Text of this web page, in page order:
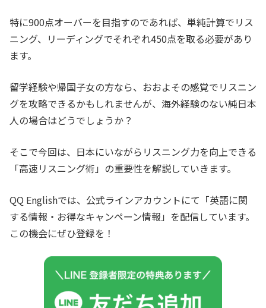
特に900点オーバーを目指すのであれば、単純計算でリス
ニング、リーディングでそれぞれ450点を取る必要があり
ます。
留学経験や帰国子女の方なら、おおよその感覚でリスニン
グを攻略できるかもしれませんが、海外経験のない純日本
人の場合はどうでしょうか？
そこで今回は、日本にいながらリスニング力を向上できる
「高速リスニング術」の重要性を解説していきます。
QQ Englishでは、公式ラインアカウントにて「英語に関
する情報・お得なキャンペーン情報」を配信しています。
この機会にぜひ登録を！